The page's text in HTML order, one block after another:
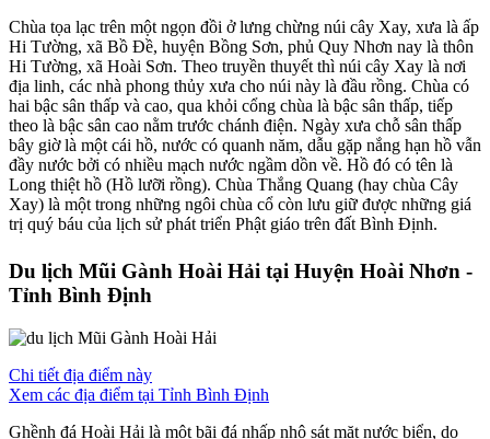
Chùa tọa lạc trên một ngọn đồi ở lưng chừng núi cây Xay, xưa là ấp
Hi Tường, xã Bồ Đề, huyện Bồng Sơn, phủ Quy Nhơn nay là thôn
Hi Tường, xã Hoài Sơn. Theo truyền thuyết thì núi cây Xay là nơi
địa linh, các nhà phong thủy xưa cho núi này là đầu rồng. Chùa có
hai bậc sân thấp và cao, qua khỏi cổng chùa là bậc sân thấp, tiếp
theo là bậc sân cao nằm trước chánh điện. Ngày xưa chỗ sân thấp
bây giờ là một cái hồ, nước có quanh năm, dẫu gặp nắng hạn hồ vẫn
đầy nước bởi có nhiều mạch nước ngầm dồn về. Hồ đó có tên là
Long thiệt hồ (Hồ lưỡi rồng). Chùa Thắng Quang (hay chùa Cây
Xay) là một trong những ngôi chùa cổ còn lưu giữ được những giá
trị quý báu của lịch sử phát triển Phật giáo trên đất Bình Định.
Du lịch Mũi Gành Hoài Hải tại Huyện Hoài Nhơn -
Tỉnh Bình Định
Chi tiết địa điểm này
Xem các địa điểm tại Tỉnh Bình Định
Ghềnh đá Hoài Hải là một bãi đá nhấp nhô sát mặt nước biển, do